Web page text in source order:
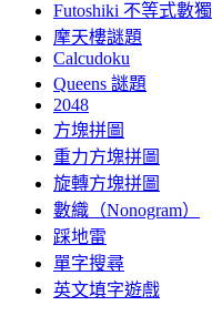
Futoshiki 不等式數獨
摩天樓謎題
Calcudoku
Queens 謎題
2048
方塊拼圖
重力方塊拼圖
旋轉方塊拼圖
數織（Nonogram）
踩地雷
單字搜尋
英文填字遊戲